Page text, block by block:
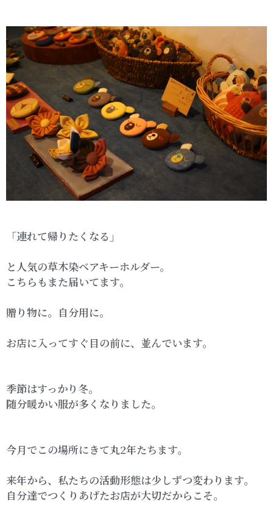
「連れて帰りたくなる」
と人気の草木染ベアキーホルダー。
こちらもまた届いてます。
贈り物に。自分用に。
お店に入ってすぐ目の前に、並んでいます。
季節はすっかり冬。
随分暖かい服が多くなりました。
今月でこの場所にきて丸2年たちます。
来年から、私たちの活動形態は少しずつ変わります。
自分達でつくりあげたお店が大切だからこそ。